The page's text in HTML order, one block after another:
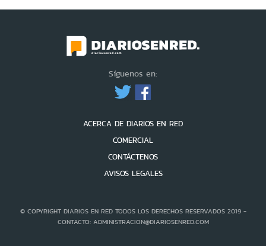
Síguenos en:
ACERCA DE DIARIOS EN RED
COMERCIAL
CONTÁCTENOS
AVISOS LEGALES
© COPYRIGHT DIARIOS EN RED TODOS LOS DERECHOS RESERVADOS 2019 -
CONTACTO: ADMINISTRACION@DIARIOSENRED.COM